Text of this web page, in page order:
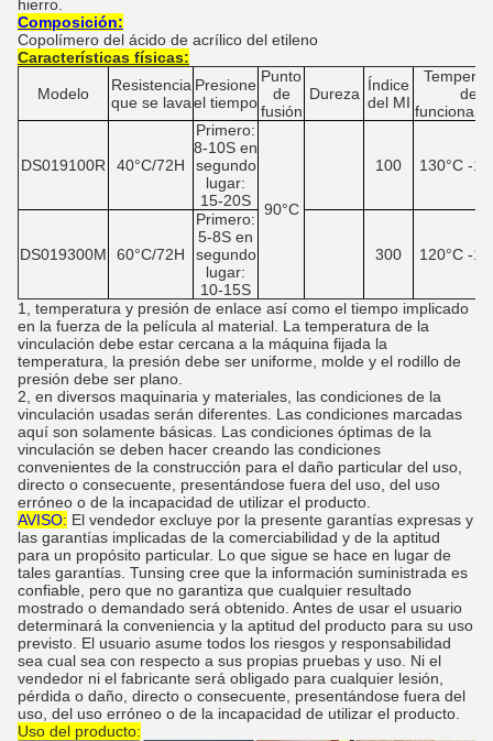
hierro.
Composición:
Copolímero del ácido de acrílico del etileno
Características físicas:
Modelo
Resistencia
que se lava
Presione
el tiempo
Punto
de
fusión
Dureza Índice
del MI
de
DS019100R 40°C/72H
Primero:
8-10S en
segundo
lugar:
15-20S
90°C
100 130°C -
DS019300M 60°C/72H
Primero:
5-8S en
segundo
lugar:
10-15S
300 120°C -
1, temperatura y presión de enlace así como el tiempo implicado
en la fuerza de la película al material. La temperatura de la
vinculación debe estar cercana a la máquina fijada la
temperatura, la presión debe ser uniforme, molde y el rodillo de
presión debe ser plano.
2, en diversos maquinaria y materiales, las condiciones de la
vinculación usadas serán diferentes. Las condiciones marcadas
aquí son solamente básicas. Las condiciones óptimas de la
vinculación se deben hacer creando las condiciones
convenientes de la construcción para el daño particular del uso,
directo o consecuente, presentándose fuera del uso, del uso
erróneo o de la incapacidad de utilizar el producto.
AVISO: El vendedor excluye por la presente garantías expresas y
las garantías implicadas de la comerciabilidad y de la aptitud
para un propósito particular. Lo que sigue se hace en lugar de
tales garantías. Tunsing cree que la información suministrada es
confiable, pero que no garantiza que cualquier resultado
mostrado o demandado será obtenido. Antes de usar el usuario
determinará la conveniencia y la aptitud del producto para su uso
previsto. El usuario asume todos los riesgos y responsabilidad
sea cual sea con respecto a sus propias pruebas y uso. Ni el
vendedor ni el fabricante será obligado para cualquier lesión,
pérdida o daño, directo o consecuente, presentándose fuera del
uso, del uso erróneo o de la incapacidad de utilizar el producto.
Uso del producto: